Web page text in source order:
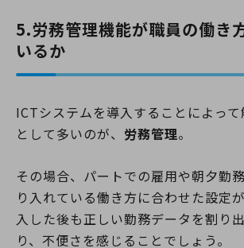
5.労務管理機能が職員の働き
いるか
ICTシステムを導入することによっ
として多いのが、 労務管理。
その場合、パートでの雇用や朝夕勤
り入れている働き方に合わせた設定
入した後も正しい勤務データを割り
り、不便さを感じることでしょう。